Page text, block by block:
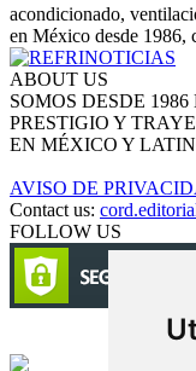
acondicionado,
en México desde
ABOUT US
SOMOS DESDE
PRESTIGIO Y
EN MÉXICO Y
AVISO DE
Contact us:
FOLLOW US
Circulación certificada